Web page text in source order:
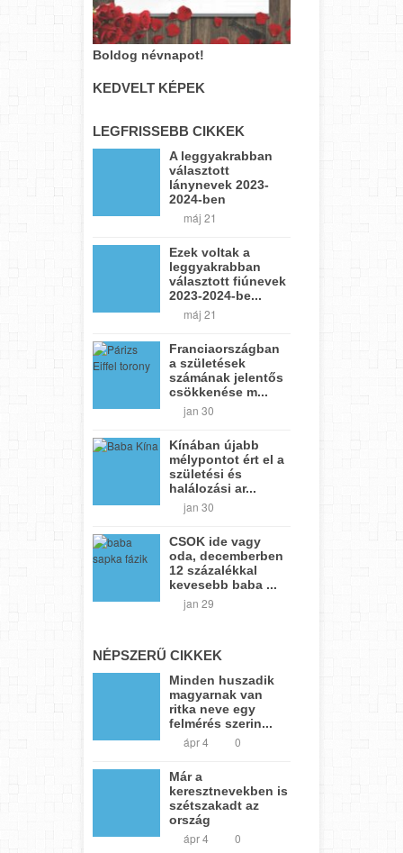
Boldog névnapot!
KEDVELT KÉPEK
LEGFRISSEBB CIKKEK
A leggyakrabban
választott
lánynevek 2023-
2024-ben
máj 21
Ezek voltak a
leggyakrabban
választott fiúnevek
2023-2024-be...
máj 21
Franciaországban
a születések
számának jelentős
csökkenése m...
jan 30
Kínában újabb
mélypontot ért el a
születési és
halálozási ar...
jan 30
CSOK ide vagy
oda, decemberben
12 százalékkal
kevesebb baba ...
jan 29
NÉPSZERŰ CIKKEK
Minden huszadik
magyarnak van
ritka neve egy
felmérés szerin...
ápr 4 0
Már a
keresztnevekben is
szétszakadt az
ország
ápr 4 0